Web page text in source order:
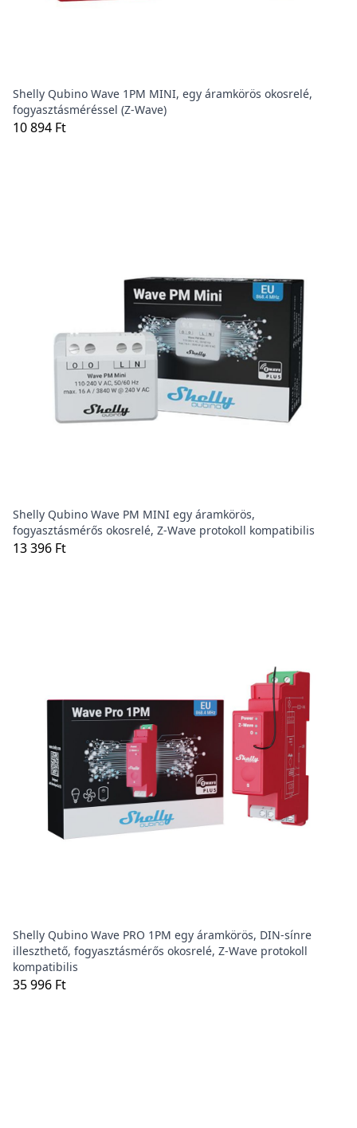
Shelly Qubino Wave 1PM MINI, egy áramkörös okosrelé,
fogyasztásméréssel (Z-Wave)
10 894 Ft
Shelly Qubino Wave PM MINI egy áramkörös,
fogyasztásmérős okosrelé, Z-Wave protokoll kompatibilis
13 396 Ft
Shelly Qubino Wave PRO 1PM egy áramkörös, DIN-sínre
illeszthető, fogyasztásmérős okosrelé, Z-Wave protokoll
kompatibilis
35 996 Ft